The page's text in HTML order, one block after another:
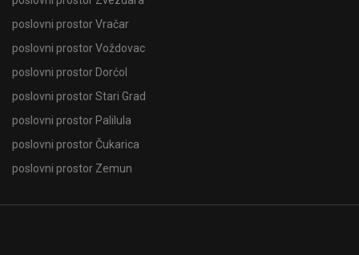
poslovni prostor Vračar
poslovni prostor Voždovac
poslovni prostor Dorćol
poslovni prostor Stari Grad
poslovni prostor Palilula
poslovni prostor Čukarica
poslovni prostor Zemun